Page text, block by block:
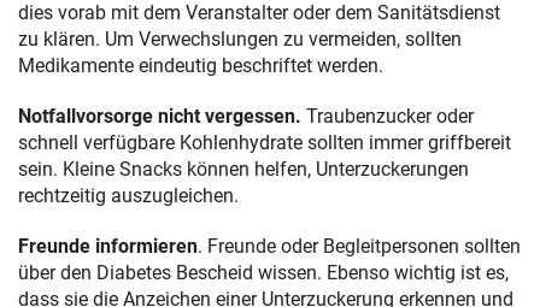
dies vorab mit dem Veranstalter oder dem Sanitätsdienst
zu klären. Um Verwechslungen zu vermeiden, sollten
Medikamente eindeutig beschriftet werden.
Notfallvorsorge nicht vergessen. Traubenzucker oder
schnell verfügbare Kohlenhydrate sollten immer griffbereit
sein. Kleine Snacks können helfen, Unterzuckerungen
rechtzeitig auszugleichen.
Freunde informieren. Freunde oder Begleitpersonen sollten
über den Diabetes Bescheid wissen. Ebenso wichtig ist es,
dass sie die Anzeichen einer Unterzuckerung erkennen und